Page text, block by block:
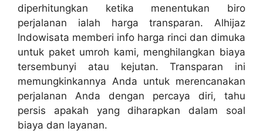
diperhitungkan ketika menentukan biro
perjalanan ialah harga transparan. Alhijaz
Indowisata memberi info harga rinci dan dimuka
untuk paket umroh kami, menghilangkan biaya
tersembunyi atau kejutan. Transparan ini
memungkinkannya Anda untuk merencanakan
perjalanan Anda dengan percaya diri, tahu
persis apakah yang diharapkan dalam soal
biaya dan layanan.